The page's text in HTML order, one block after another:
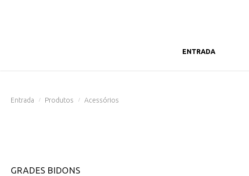
ENTRADA
Entrada / Produtos / Acessórios
GRADES BIDONS